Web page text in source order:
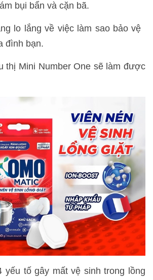
bụi bẩn và cặn bã.
lo lắng về việc làm sao bảo vệ
đình bạn.
thị Mini Number One sẽ làm được
yếu tố gây mất vệ sinh trong lồng